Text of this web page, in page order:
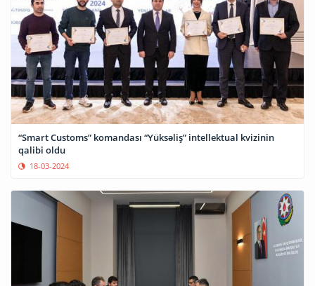
“Smart Customs” komandası “Yüksəliş” intellektual kvizinin
qalibi oldu
18-03-2024